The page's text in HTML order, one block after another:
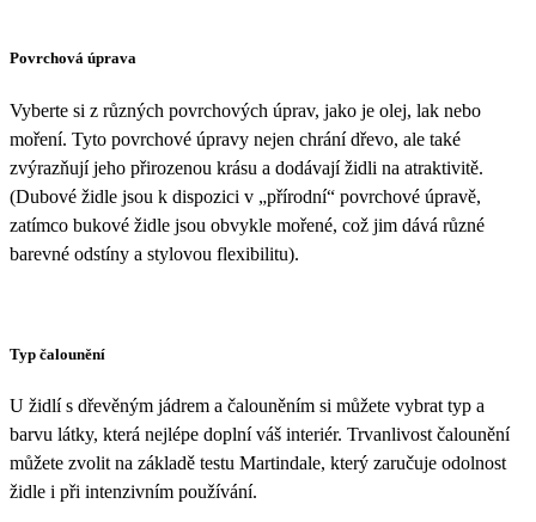
Povrchová úprava
Vyberte si z různých povrchových úprav, jako je olej, lak nebo
moření. Tyto povrchové úpravy nejen chrání dřevo, ale také
zvýrazňují jeho přirozenou krásu a dodávají židli na atraktivitě.
(Dubové židle jsou k dispozici v „přírodní“ povrchové úpravě,
zatímco bukové židle jsou obvykle mořené, což jim dává různé
barevné odstíny a stylovou flexibilitu).
Typ čalounění
U židlí s dřevěným jádrem a čalouněním si můžete vybrat typ a
barvu látky, která nejlépe doplní váš interiér. Trvanlivost čalounění
můžete zvolit na základě testu Martindale, který zaručuje odolnost
židle i při intenzivním používání.